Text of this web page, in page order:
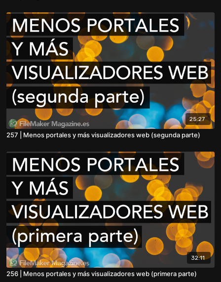
25:27
257 | Menos portales y más visualizadores web (segunda parte)
32:11
256 | Menos portales y más visualizadores web (primera parte)